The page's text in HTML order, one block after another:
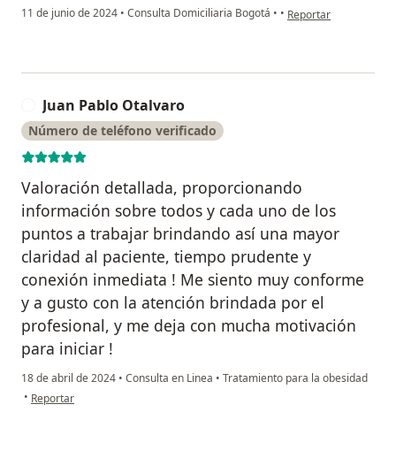
11 de junio de 2024 • Consulta Domiciliaria Bogotá • • en opinión del
Reportar
Juan Pablo Otalvaro
Número de teléfono verificado
Valoración detallada, proporcionando
información sobre todos y cada uno de los
puntos a trabajar brindando así una mayor
claridad al paciente, tiempo prudente y
conexión inmediata ! Me siento muy conforme
y a gusto con la atención brindada por el
profesional, y me deja con mucha motivación
para iniciar !
18 de abril de 2024 • Consulta en Linea • Tratamiento para la obesidad
• en opinión del usuario Juan Pablo Otalvaro
Reportar